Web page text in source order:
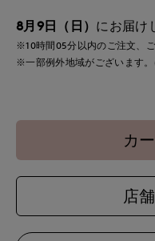
8月9日（日） にお届け
※10時間05分以内のご注文、
※一部例外地域がございます
カ
店